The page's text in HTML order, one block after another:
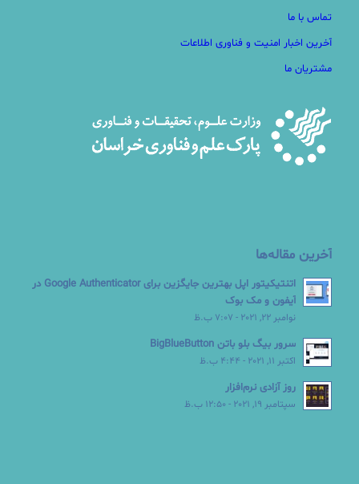
تماس با ما
آخرین اخبار امنیت و فناوری اطلاعات
مشتریان ما
آخرین مقاله‌ها
اتنتیکیتور اپل بهترین جایگزین برای Google Authenticator در
آیفون و مک بوک
نوامبر 22, 2021 - 7:07 ب.ظ
سرور بیگ بلو باتن BigBlueButton
اکتبر 11, 2021 - 4:44 ب.ظ
روز آزادی نرم‌افزار
سپتامبر 19, 2021 - 12:50 ب.ظ